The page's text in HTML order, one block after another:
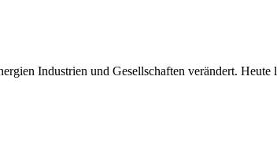
Industrien und Gesellschaften verändert.